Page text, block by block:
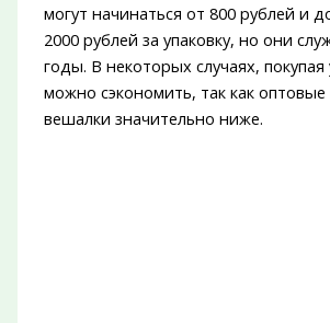
могут начинаться от 800 рублей и
2000 рублей за упаковку, но они
годы. В некоторых случаях, покупая
можно сэкономить, так как
вешалки значительно ниже.